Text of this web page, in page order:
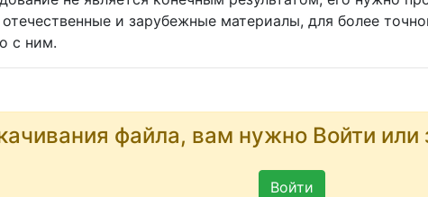
и зарубежные материалы, для более
с ним.
файла, вам нужно Войти или
Войти